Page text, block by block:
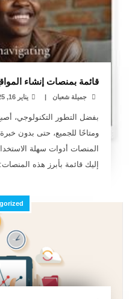
قائمة بمنصات إنشاء
جميلة شعبان | يناير 16, 2025
بفضل التطور التكنولوجي،
ومتاحًا للجميع، حتى بدون
المنصات أدوات سهلة
إليك قائمة بأبرز هذه المنصات: 1. Wix:...